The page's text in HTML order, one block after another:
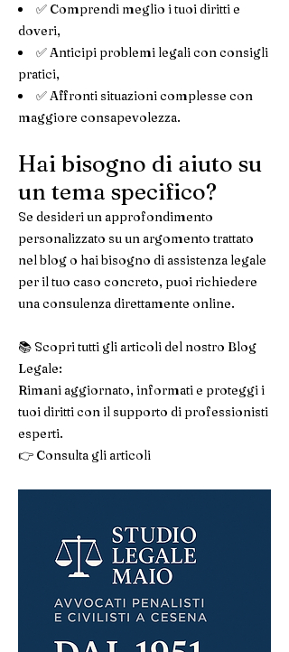
✅ Comprendi meglio i tuoi diritti e
doveri,
✅ Anticipi problemi legali con consigli
pratici,
✅ Affronti situazioni complesse con
maggiore consapevolezza.
Hai bisogno di aiuto su
un tema specifico?
Se desideri un approfondimento
personalizzato su un argomento trattato
nel blog o hai bisogno di assistenza legale
per il tuo caso concreto, puoi richiedere
una consulenza direttamente online.
📚 Scopri tutti gli articoli del nostro Blog
Legale:
Rimani aggiornato, informati e proteggi i
tuoi diritti con il supporto di professionisti
esperti.
👉 Consulta gli articoli